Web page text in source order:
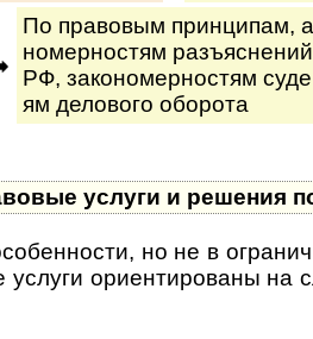
По правовым принципам,
но­мер­нос­тям
РФ, за­ко­но­мер­нос­тям
ям де­ло­во­го оборота
услуги и решения
но не в
услуги ори­ен­ти­ро­ва­ны